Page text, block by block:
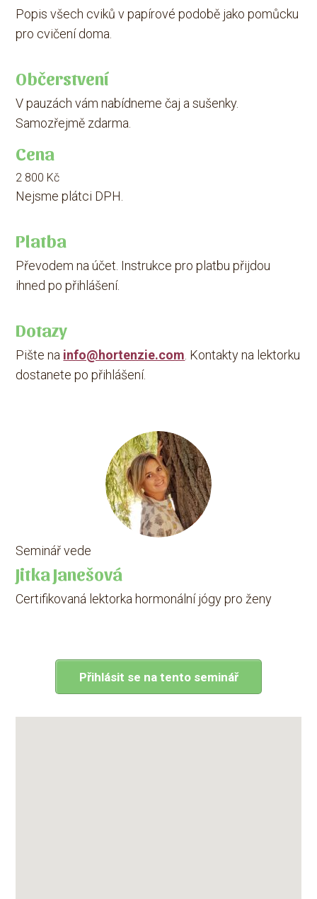
Popis všech cviků v papírové podobě jako pomůcku
pro cvičení doma.
Občerstvení
V pauzách vám nabídneme čaj a sušenky.
Samozřejmě zdarma.
Cena
2 800 Kč
Nejsme plátci DPH.
Platba
Převodem na účet. Instrukce pro platbu přijdou
ihned po přihlášení.
Dotazy
Pište na info@hortenzie.com . Kontakty na lektorku
dostanete po přihlášení.
Seminář vede
Jitka Janešová
Certifikovaná lektorka hormonální jógy pro ženy
Přihlásit se na tento seminář